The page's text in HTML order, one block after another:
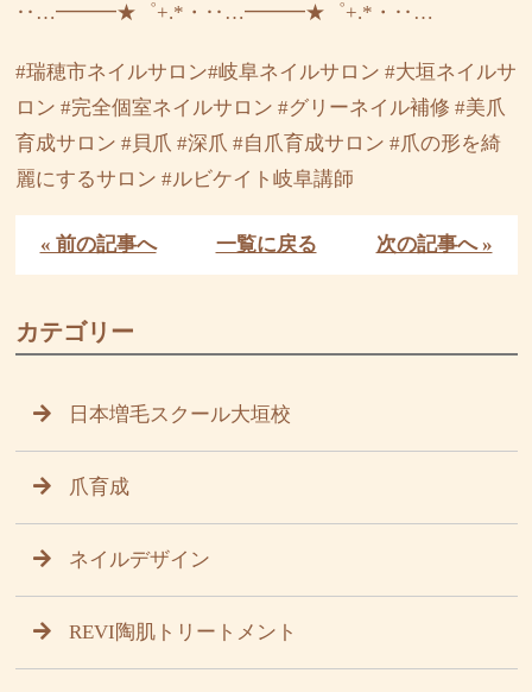
‥…━━━★゜+.*・‥…━━━★゜+.*・‥…
#瑞穂市ネイルサロン#岐阜ネイルサロン #大垣ネイルサ
ロン #完全個室ネイルサロン #グリーネイル補修 #美爪
育成サロン #貝爪 #深爪 #自爪育成サロン #爪の形を綺
麗にするサロン #ルビケイト岐阜講師
« 前の記事へ 一覧に戻る 次の記事へ »
カテゴリー
日本増毛スクール大垣校
爪育成
ネイルデザイン
REVI陶肌トリートメント